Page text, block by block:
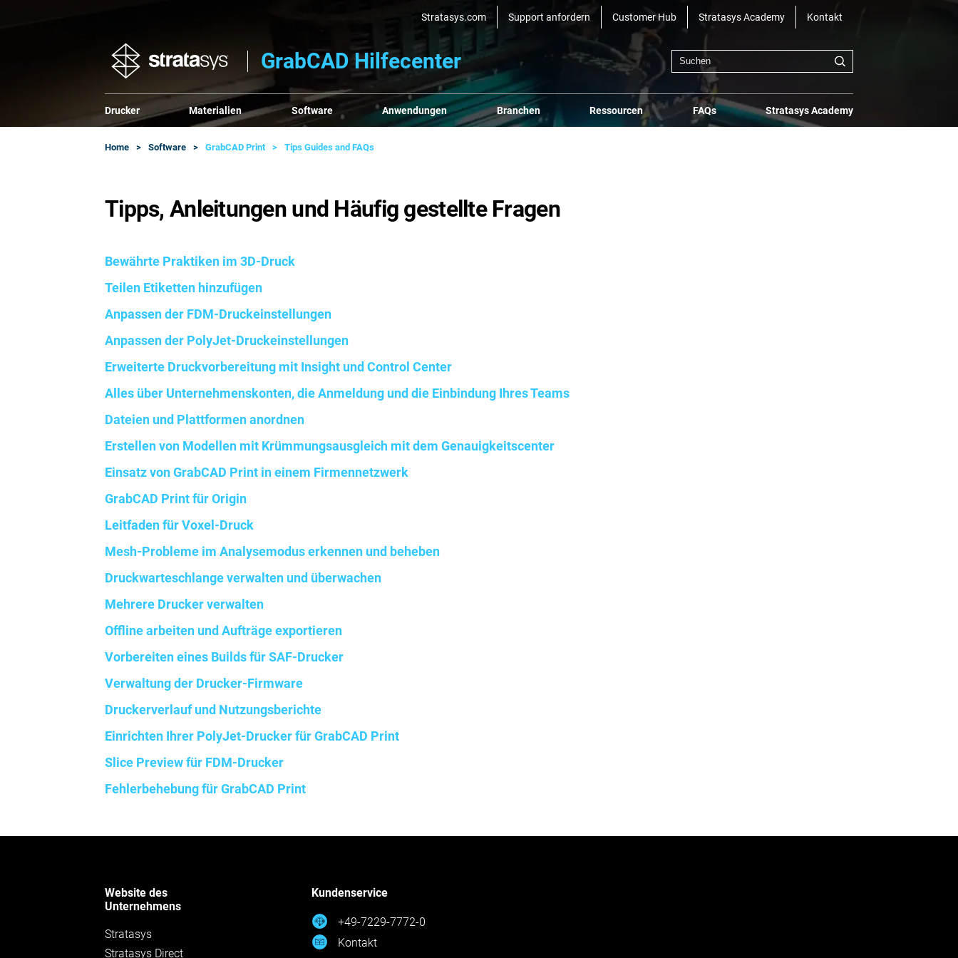
Stratasys.com Support anfordern Customer Hub Stratasys Academy Kontakt
GrabCAD Hilfecenter
Drucker Materialien Software Anwendungen Branchen Ressourcen FAQs Stratasys Academy
Home Software GrabCAD Print Tips Guides and FAQs
Tipps, Anleitungen und Häufig gestellte Fragen
Bewährte Praktiken im 3D-Druck
Teilen Etiketten hinzufügen
Anpassen der FDM-Druckeinstellungen
Anpassen der PolyJet-Druckeinstellungen
Erweiterte Druckvorbereitung mit Insight und Control Center
Alles über Unternehmenskonten, die Anmeldung und die Einbindung Ihres Teams
Dateien und Plattformen anordnen
Erstellen von Modellen mit Krümmungsausgleich mit dem Genauigkeitscenter
Einsatz von GrabCAD Print in einem Firmennetzwerk
GrabCAD Print für Origin
Leitfaden für Voxel-Druck
Mesh-Probleme im Analysemodus erkennen und beheben
Druckwarteschlange verwalten und überwachen
Mehrere Drucker verwalten
Offline arbeiten und Aufträge exportieren
Vorbereiten eines Builds für SAF-Drucker
Verwaltung der Drucker-Firmware
Druckerverlauf und Nutzungsberichte
Einrichten Ihrer PolyJet-Drucker für GrabCAD Print
Slice Preview für FDM-Drucker
Fehlerbehebung für GrabCAD Print
Website des
Unternehmens
Stratasys
Stratasys Direct
Kundenservice
+49-7229-7772-0
Kontakt